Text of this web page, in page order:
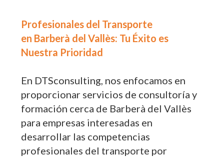
Profesionales del Transporte
en Barberà del Vallès: Tu Éxito es
Nuestra Prioridad
En DTSconsulting, nos enfocamos en
proporcionar servicios de consultoría y
formación cerca de Barberà del Vallès
para empresas interesadas en
desarrollar las competencias
profesionales del transporte por